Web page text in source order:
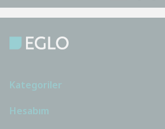
Kategoriler
Hesabım